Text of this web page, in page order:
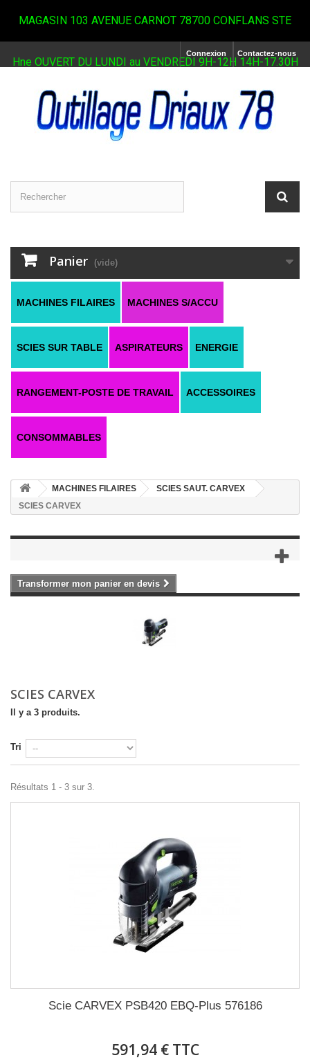
MAGASIN 103 AVENUE CARNOT 78700 CONFLANS STE
Hne OUVERT DU LUNDI au VENDREDI 9H-12H 14H-17.30H
Contactez-nous
Connexion
Panier (vide)
MACHINES FILAIRES MACHINES S/ACCU
SCIES SUR TABLE ASPIRATEURS ENERGIE
RANGEMENT-POSTE DE TRAVAIL ACCESSOIRES
CONSOMMABLES
MACHINES FILAIRES
SCIES SAUT. CARVEX
SCIES CARVEX
Transformer mon panier en devis
SCIES CARVEX
Il y a 3 produits.
Tri
Résultats 1 - 3 sur 3.
Scie CARVEX PSB420 EBQ-Plus 576186
591,94 € TTC